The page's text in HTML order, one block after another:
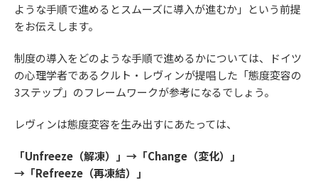
ような手順で進めるとスムーズに導入が進むか」という前提
をお伝えします。
制度の導入をどのような手順で進めるかについては、ドイツ
の心理学者であるクルト・レヴィンが提唱した「態度変容の
3ステップ」のフレームワークが参考になるでしょう。
レヴィンは態度変容を生み出すにあたっては、
「Unfreeze（解凍）」→「Change（変化）」
→「Refreeze（再凍結）」